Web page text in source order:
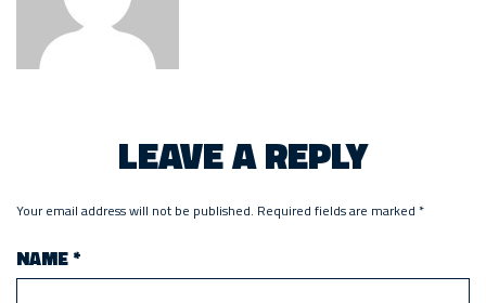
LEAVE A REPLY
Your email address will not be published. Required fields are marked *
NAME*